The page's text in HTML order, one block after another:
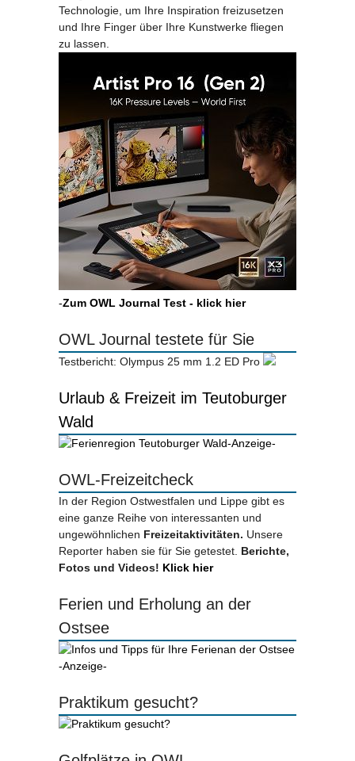
Technologie, um Ihre Inspiration freizusetzen
und Ihre Finger über Ihre Kunstwerke fliegen
zu lassen.
-Zum OWL Journal Test - klick hier
OWL Journal testete für Sie
Testbericht: Olympus 25 mm 1.2 ED Pro
Urlaub & Freizeit im Teutoburger
Wald
-Anzeige-
OWL-Freizeitcheck
In der Region Ostwestfalen und Lippe gibt es
eine ganze Reihe von interessanten und
ungewöhnlichen Freizeitaktivitäten. Unsere
Reporter haben sie für Sie getestet. Berichte,
Fotos und Videos! Klick hier
Ferien und Erholung an der
Ostsee
-Anzeige-
Praktikum gesucht?